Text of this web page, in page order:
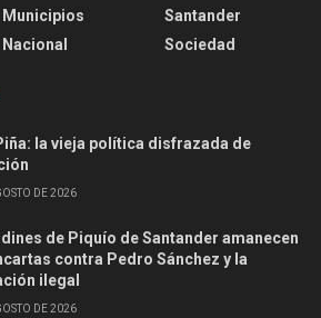
Municipios
Nacional
Santander
Sociedad
la vieja política disfrazada de
DE 2026
de Piquío de Santander amanecen
contra Pedro Sánchez y la
ilegal
DE 2026